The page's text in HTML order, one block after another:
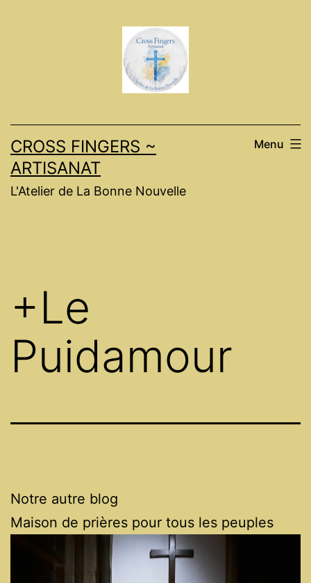
CROSS FINGERS ~
ARTISANAT
L'Atelier de La Bonne Nouvelle
Menu
+Le
Puidamour
Notre autre blog
Maison de prières pour tous les peuples